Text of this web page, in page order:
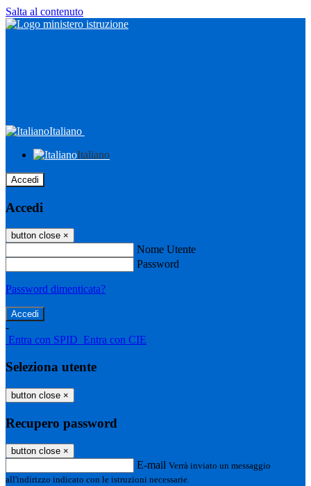
Salta al contenuto
Italiano
Italiano
Accedi
Accedi
button close ×
Nome Utente
Password
Password dimenticata?
-
Entra con SPID Entra con CIE
Seleziona utente
button close ×
Recupero password
button close ×
E-mail Verrà inviato un messaggio
all'indirizzo indicato con le istruzioni necessarie.